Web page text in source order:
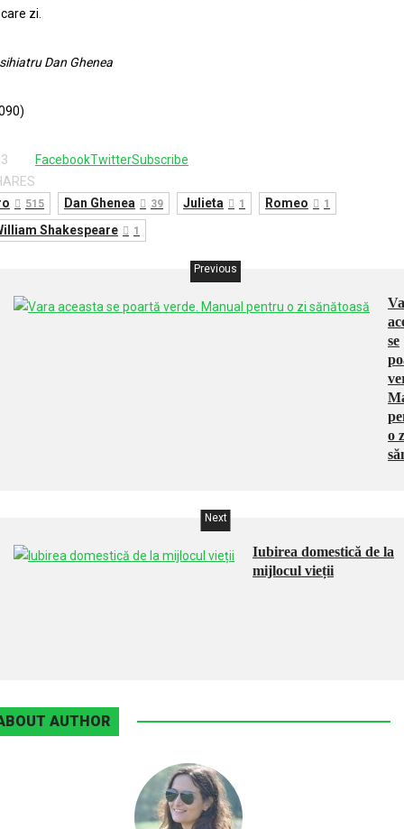
zi.
Dan Ghenea
FacebookTwitterSubscribe
515 Dan Ghenea 39 Julieta 1 Romeo 1
Shakespeare 1
Previous
se
o
Next
Iubirea domestică de la
mijlocul vieții
AUTHOR